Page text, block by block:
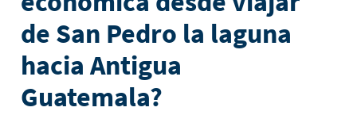
de San Pedro la laguna
hacia Antigua
Guatemala?